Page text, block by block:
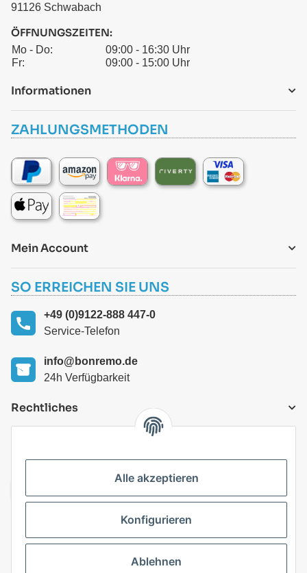
91126 Schwabach
ÖFFNUNGSZEITEN:
Mo - Do:
09:00 - 16:30 Uhr
Fr:
09:00 - 15:00 Uhr
Informationen
ZAHLUNGSMETHODEN
Mein Account
SO ERREICHEN SIE UNS
+49 (0)9122-888 447-0
Service-Telefon
info@bonremo.de
24h Verfügbarkeit
Rechtliches
Alle akzeptieren
Konfigurieren
Ablehnen